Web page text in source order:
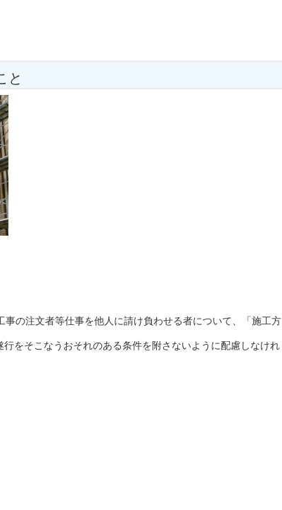
と
の注文者等仕事を他人に請け負わせる者について、「施工方
をそこなうおそれのある条件を附さないように配慮しなけれ